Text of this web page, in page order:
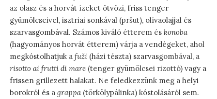
az olasz és a horvát ízeket ötvözi, friss tenger
gyümölcseivel, isztriai sonkával (pršut), olívaolajjal és
szarvasgombával. Számos kiváló étterem és konoba
(hagyományos horvát étterem) várja a vendégeket, ahol
megkóstolhatjuk a fuži (házi tészta) szarvasgombával, a
risotto ai frutti di mare (tenger gyümölcsei rizottó) vagy a
frissen grillezett halakat. Ne feledkezzünk meg a helyi
borokról és a grappa (törkölypálinka) kóstolásáról sem.